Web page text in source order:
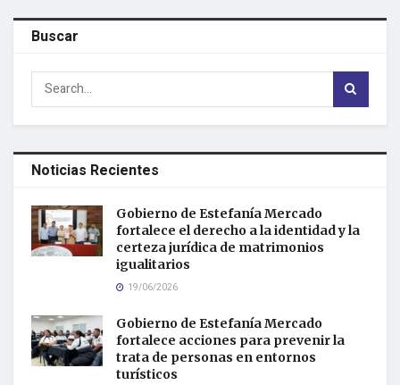
Buscar
Noticias Recientes
Gobierno de Estefanía Mercado
fortalece el derecho a la identidad y la
certeza jurídica de matrimonios
igualitarios
19/06/2026
Gobierno de Estefanía Mercado
fortalece acciones para prevenir la
trata de personas en entornos
turísticos